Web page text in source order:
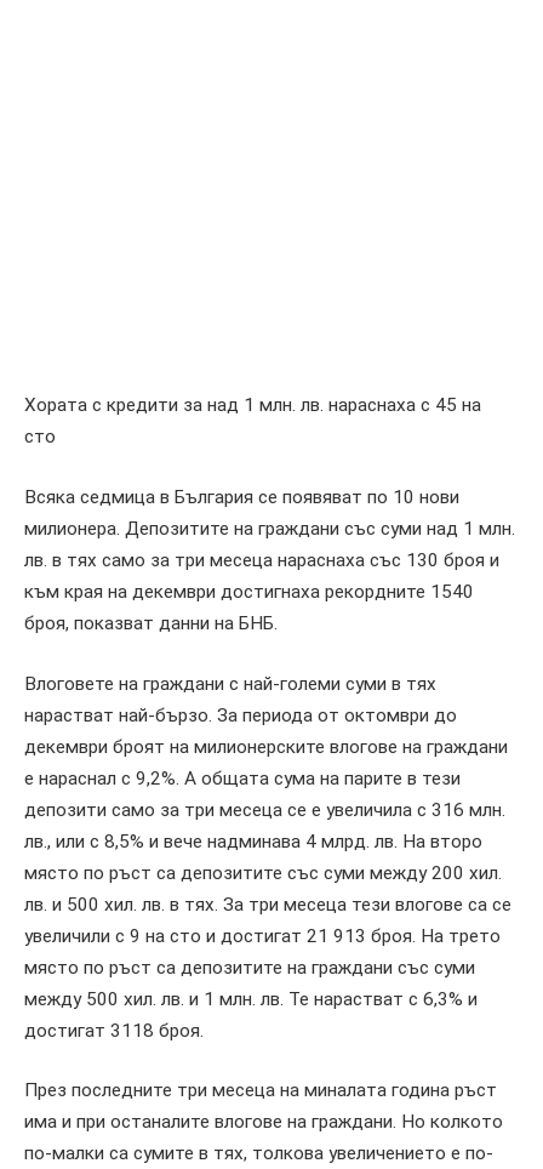
Хората с кредити за над 1 млн. лв. нараснаха с 45 на
сто
Всяка седмица в България се появяват по 10 нови
милионера. Депозитите на граждани със суми над 1 млн.
лв. в тях само за три месеца нараснаха със 130 броя и
към края на декември достигнаха рекордните 1540
броя, показват данни на БНБ.
Влоговете на граждани с най-големи суми в тях
нарастват най-бързо. За периода от октомври до
декември броят на милионерските влогове на граждани
е нараснал с 9,2%. А общата сума на парите в тези
депозити само за три месеца се е увеличила с 316 млн.
лв., или с 8,5% и вече надминава 4 млрд. лв. На второ
място по ръст са депозитите със суми между 200 хил.
лв. и 500 хил. лв. в тях. За три месеца тези влогове са се
увеличили с 9 на сто и достигат 21 913 броя. На трето
място по ръст са депозитите на граждани със суми
между 500 хил. лв. и 1 млн. лв. Те нарастват с 6,3% и
достигат 3118 броя.
През последните три месеца на миналата година ръст
има и при останалите влогове на граждани. Но колкото
по-малки са сумите в тях, толкова увеличението е по-